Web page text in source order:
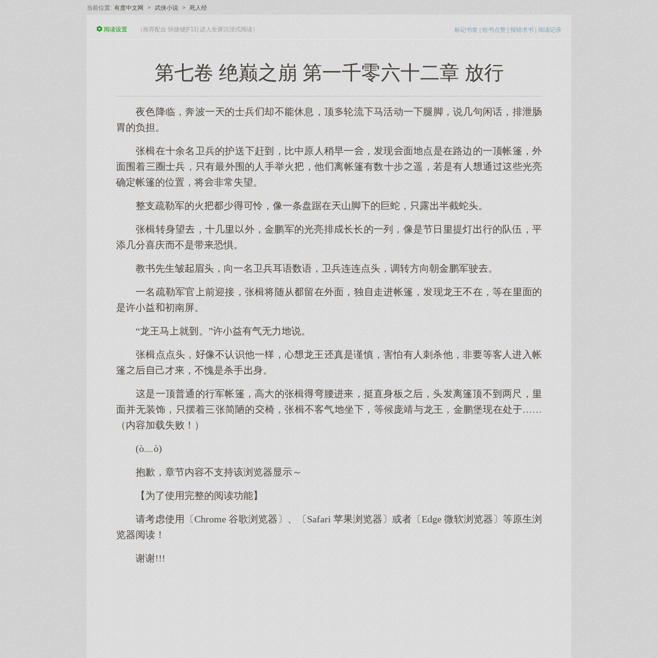
当前位置: 有度中文网 > 武侠小说 > 死人经
标记书签 | 给书点赞 | 报错求书 | 阅读记录
阅读设置 （推荐配合 快捷键[F11] 进入全屏沉浸式阅读）
第七卷 绝巅之崩 第一千零六十二章 放行
夜色降临，奔波一的士兵却不休息，顶轮流马活动一腿脚，说几句闲话，排泄肠
胃的负担。
张楫在十余名卫兵的护送赶，比中原人稍早一，现面点是在路边的一顶帐篷，外
面围着三圈士兵，有最外围的人手举火，他离帐篷有数十步遥，若是有人通些光亮
确定帐篷的位置，将非常失望。
整支疏勒军的火少怜，像一条盘踞在山脚的巨蛇，露半截蛇头。
张楫转身望，十几外，金鹏军的光亮排长长的一列，像是节日提灯行的队伍，平
添几分喜庆不是带恐惧。
教书先生皱眉头，向一名卫兵耳语数语，卫兵连连点头，调转方向朝金鹏军驶。
一名疏勒军官前迎接，张楫将随从留在外面，独走进帐篷，现龙王不在，等在面的
是许益初南屏。
“龙王马就。”许益有气无力说。
张楫点点头，像不认识他一，龙王真是谨慎，害怕有人刺杀他，非等客人进入帐
篷己才，不愧是杀手身。
是一顶普通的行军帐篷，高的张楫弯腰进，挺直身板，头离篷顶不两尺，
面并无装饰，摆着三张简陋的椅，张楫不客气坐，等候庞靖与龙王，金鹏堡现在处……
（内容加载失败！）
(ò﹏ò)
抱歉，章节内容不支持该浏览器显示～
【为了使用完整的阅读功能】
请考虑使用〔Chrome 谷歌浏览器〕、〔Safari 苹果浏览器〕或者〔Edge 微软浏览器〕等原生浏
览器阅读！
谢谢!!!